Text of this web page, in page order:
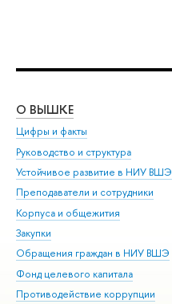
О ВЫШКЕ
Цифры и факты
Руководство и структура
Устойчивое развитие в НИУ ВШЭ
Преподаватели и сотрудники
Корпуса и общежития
Закупки
Обращения граждан в НИУ ВШЭ
Фонд целевого капитала
Противодействие коррупции